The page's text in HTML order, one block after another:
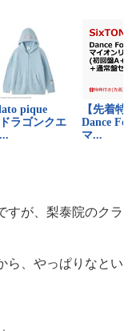
すが、梨泰院のクラ
ら、やっぱりなとい